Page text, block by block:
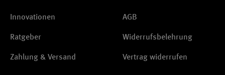
Innovationen
Ratgeber
Zahlung & Versand
AGB
Widerrufsbelehrung
Vertrag widerrufen